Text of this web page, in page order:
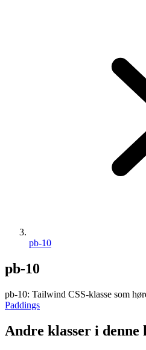
pb-10
pb-10
pb-10: Tailwind CSS-klasse som
Paddings
Andre klasser i denne